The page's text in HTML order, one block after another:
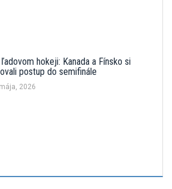
hokeji: Kanada a Fínsko si
postup do semifinále
2026